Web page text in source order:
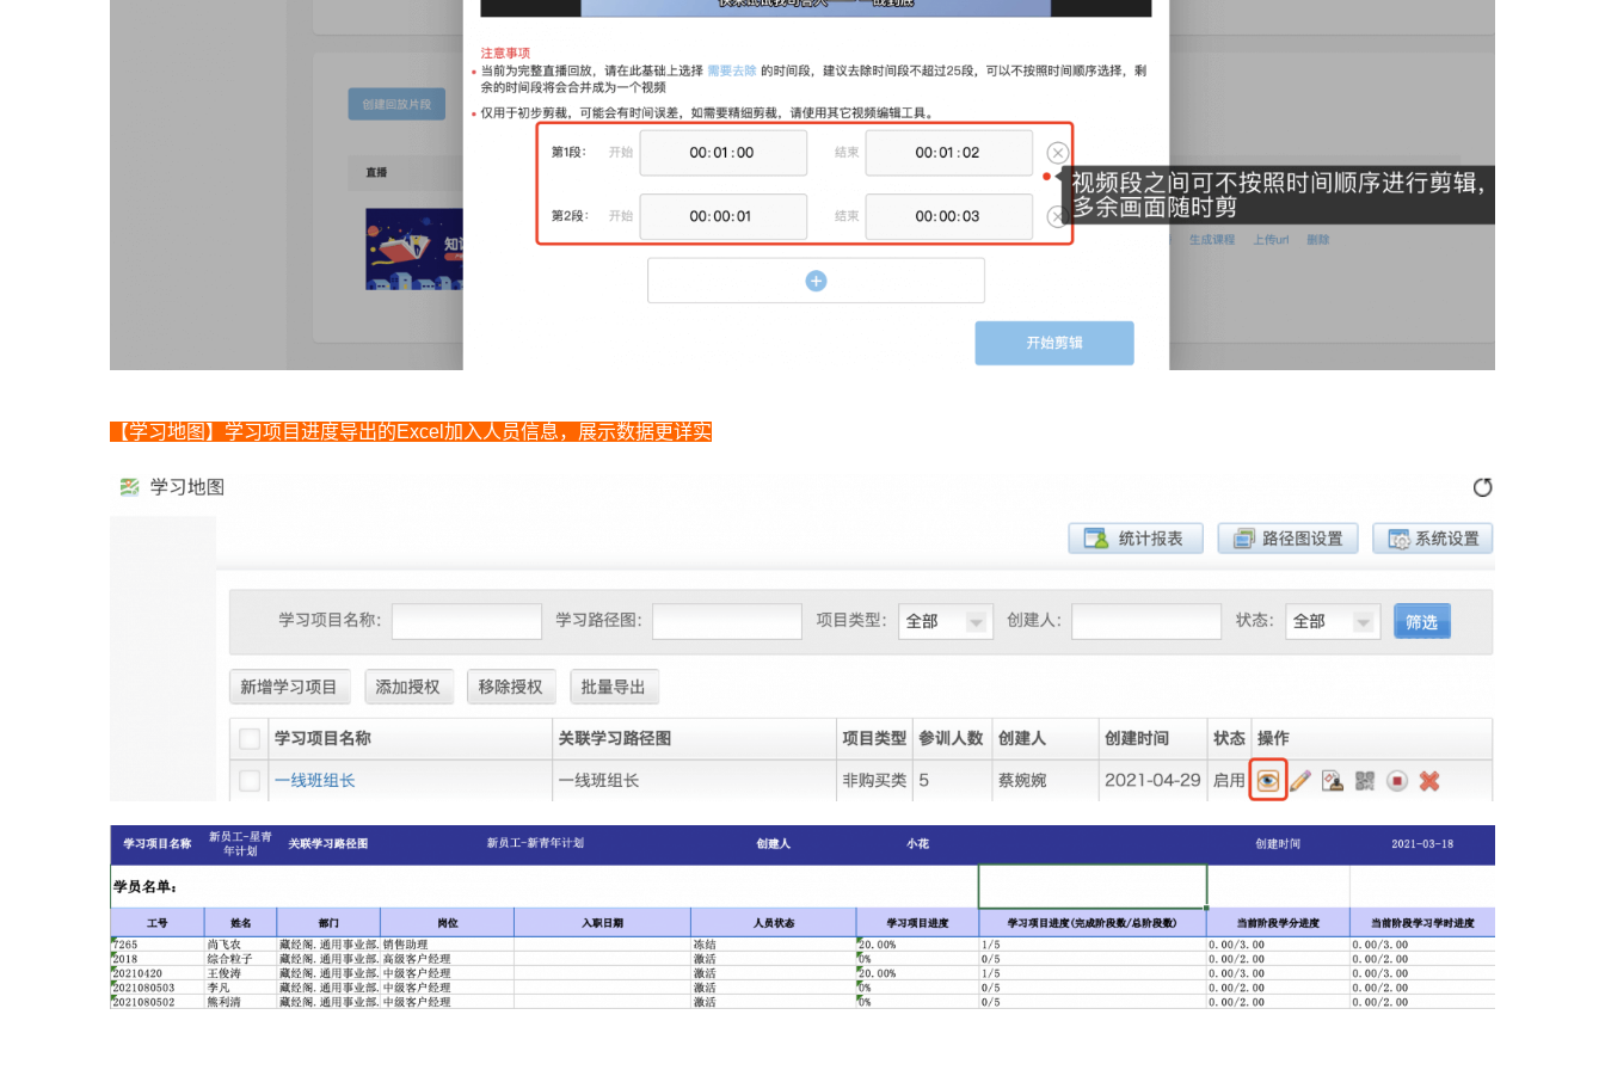
【学习地图】学习项目进度导出的Excel加入人员信息，展示数据更详实